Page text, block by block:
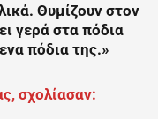
Θυμίζουν στον
γερά στα πόδια
πόδια της.»
σχολίασαν: